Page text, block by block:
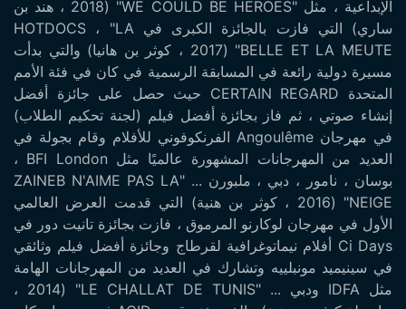
الإبداعية ، مثل "WE COULD BE HEROES" (2018 ، هند بن
ساري) التي فازت بالجائزة الكبرى في HOTDOCS ، "LA
BELLE ET LA MEUTE" (2017 ، كوثر بن هانيا) والتي بدأت
مسيرة دولية رائعة في المسابقة الرسمية في كان في فئة الأمم
المتحدة CERTAIN REGARD حيث حصل على جائزة أفضل
إنشاء صوتي ، ثم فاز بجائزة أفضل فيلم (لجنة تحكيم الطلاب)
في مهرجان Angoulême الفرنكوفوني للأفلام وقام بجولة في
العديد من المهرجانات المشهورة عالميًا مثل BFI London ،
بوسان ، نامور ، دبي ، ملبورن ... "ZAINEB N'AIME PAS LA
NEIGE" (2016 ، كوثر بن هنية) التي قدمت العرض العالمي
الأول في مهرجان لوكارنو المرموق ، فازت بجائزة تانيت دور في
Ci Days أفلام نيماتوغرافية لقرطاج وجائزة أفضل فيلم وثائقي
في سينيميد مونبلييه وتشارك في العديد من المهرجانات الهامة
مثل IDFA ودبي ... "LE CHALLAT DE TUNIS" (2014 ،